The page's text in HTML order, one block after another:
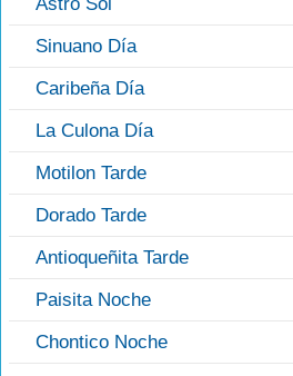
Sinuano Día
Caribeña Día
La Culona Día
Motilon Tarde
Dorado Tarde
Antioqueñita Tarde
Paisita Noche
Chontico Noche